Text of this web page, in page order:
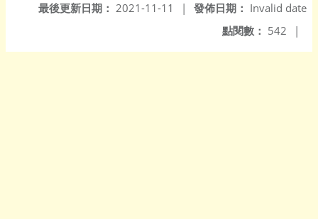
發佈日期： Invalid date
最後更新日期： 2021-11-11
|
點閱數： 542 |